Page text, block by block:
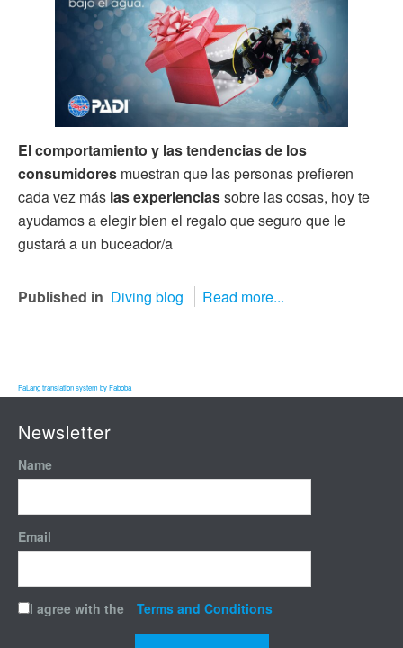
El comportamiento y las tendencias de los
consumidores muestran que las personas prefieren
cada vez más las experienciassobre las cosas, hoy te
ayudamos a elegir bien el regalo que seguro que le
gustará a un buceador/a
Published in Diving blog Read more...
FaLang translation system by Faboba
Newsletter
Name
Email
I agree with the Terms and Conditions